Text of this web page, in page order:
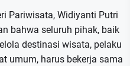
Pariwisata, Widiyanti Putri
bahwa seluruh pihak, baik
destinasi wisata, pelaku
umum, harus bekerja sama